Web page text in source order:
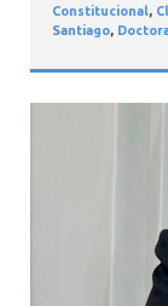
Constitucional,
Santiago,